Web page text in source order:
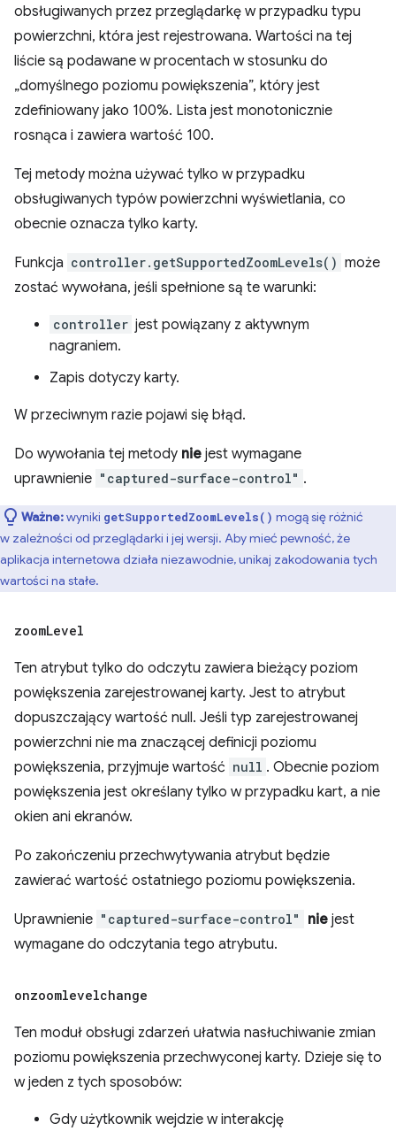
obsługiwanych przez przeglądarkę w przypadku typu
powierzchni, która jest rejestrowana. Wartości na tej
liście są podawane w procentach w stosunku do
„domyślnego poziomu powiększenia”, który jest
zdefiniowany jako 100%. Lista jest monotonicznie
rosnąca i zawiera wartość 100.
Tej metody można używać tylko w przypadku
obsługiwanych typów powierzchni wyświetlania, co
obecnie oznacza tylko karty.
Funkcja controller.getSupportedZoomLevels() może
zostać wywołana, jeśli spełnione są te warunki:
controller jest powiązany z aktywnym
nagraniem.
Zapis dotyczy karty.
W przeciwnym razie pojawi się błąd.
Do wywołania tej metody nie jest wymagane
uprawnienie "captured-surface-control" .
Ważne:wyniki getSupportedZoomLevels() mogą się różnić
w zależności od przeglądarki i jej wersji. Aby mieć pewność, że
aplikacja internetowa działa niezawodnie, unikaj zakodowania tych
wartości na stałe.
zoomLevel
Ten atrybut tylko do odczytu zawiera bieżący poziom
powiększenia zarejestrowanej karty. Jest to atrybut
dopuszczający wartość null. Jeśli typ zarejestrowanej
powierzchni nie ma znaczącej definicji poziomu
powiększenia, przyjmuje wartość null . Obecnie poziom
powiększenia jest określany tylko w przypadku kart, a nie
okien ani ekranów.
Po zakończeniu przechwytywania atrybut będzie
zawierać wartość ostatniego poziomu powiększenia.
Uprawnienie "captured-surface-control" nie jest
wymagane do odczytania tego atrybutu.
onzoomlevelchange
Ten moduł obsługi zdarzeń ułatwia nasłuchiwanie zmian
poziomu powiększenia przechwyconej karty. Dzieje się to
w jeden z tych sposobów:
Gdy użytkownik wejdzie w interakcję